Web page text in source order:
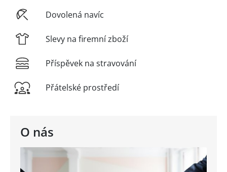
O nás
Dovolená navíc
Slevy na firemní zboží
Příspěvek na stravování
Přátelské prostředí